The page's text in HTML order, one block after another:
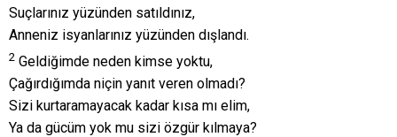
Suçlarınız yüzünden satıldınız,
Anneniz isyanlarınız yüzünden dışlandı.
2 Geldiğimde neden kimse yoktu,
Çağırdığımda niçin yanıt veren olmadı?
Sizi kurtaramayacak kadar kısa mı elim,
Ya da gücüm yok mu sizi özgür kılmaya?